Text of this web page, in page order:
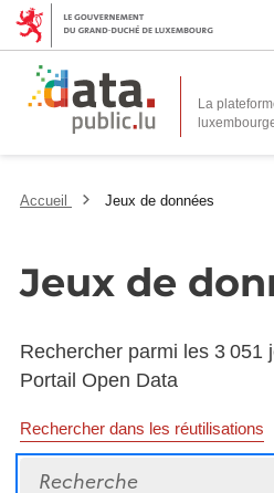
La
Accueil Jeux de données
Jeux de
Rechercher parmi les 3 051
Portail Open Data
Rechercher dans les réutilisations
Recherche